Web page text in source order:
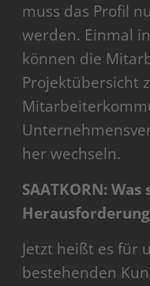
muss das Profil
werden. Einmal
können die
Projektübersicht
her wechseln.
SAATKORN:
Jetzt heißt es für
bestehenden